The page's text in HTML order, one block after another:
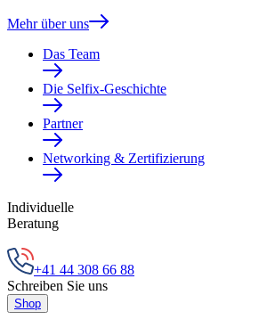
Mehr über uns
Das Team
Die Selfix-Geschichte
Partner
Networking & Zertifizierung
Individuelle
Beratung
+41 44 308 66 88
Schreiben Sie uns
Shop